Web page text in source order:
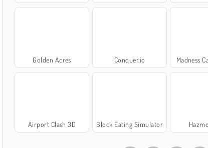
Golden Acres Conquer.io Madness
Airport Clash 3D Block Eating Simulator